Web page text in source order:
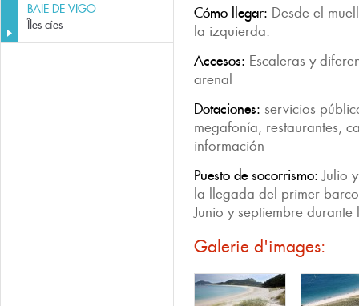
BAIE DE VIGO
Îles cíes
Cómo llegar: Desde el
la izquierda.
Accesos: Escaleras y
arenal
Dotaciones: servicios
megafonía, restaurantes,
información
Puesto de socorrismo: Julio
la llegada del primer
Junio y septiembre
Galerie d'images: